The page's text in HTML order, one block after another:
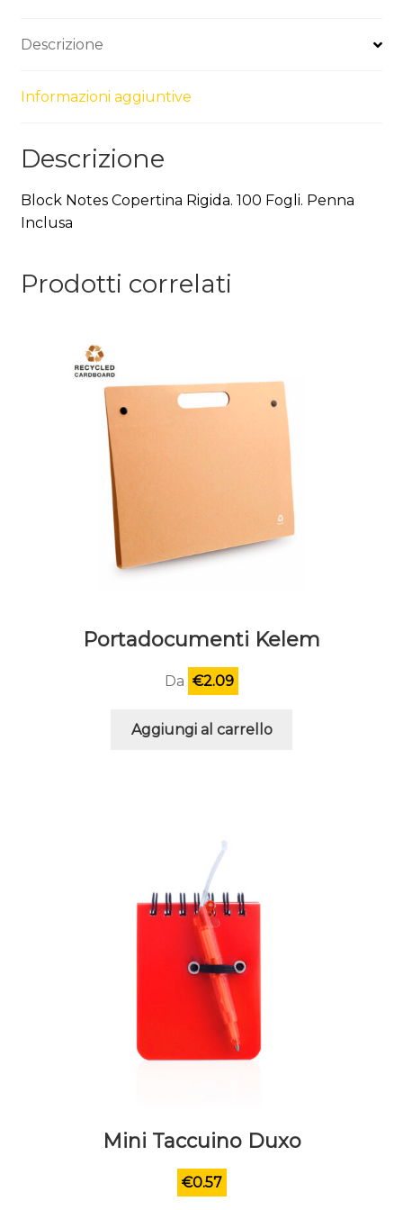
Descrizione
Informazioni aggiuntive
Descrizione
Block Notes Copertina Rigida. 100 Fogli. Penna
Inclusa
Prodotti correlati
Portadocumenti Kelem
Da €2.09
Aggiungi al carrello
Mini Taccuino Duxo
€0.57